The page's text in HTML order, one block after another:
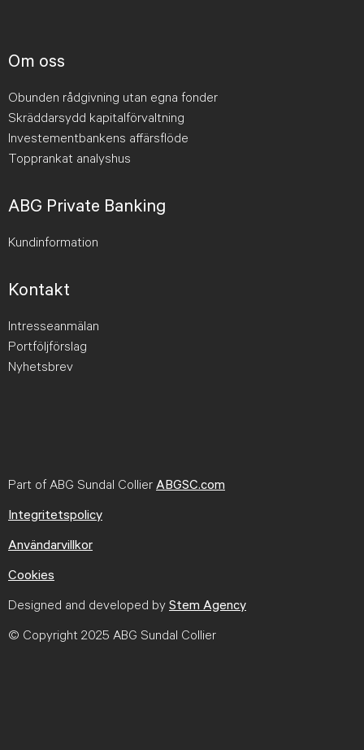
Om oss
Obunden rådgivning utan egna fonder
Skräddarsydd kapitalförvaltning
Investementbankens affärsflöde
Topprankat analyshus
ABG Private Banking
Kundinformation
Kontakt
Intresseanmälan
Portföljförslag
Nyhetsbrev
Part of ABG Sundal Collier ABGSC.com
Integritetspolicy
Användarvillkor
Cookies
Designed and developed by Stem Agency
© Copyright 2025 ABG Sundal Collier